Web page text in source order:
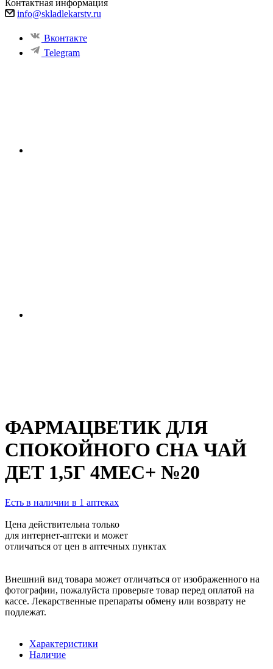
Контактная информация
info@skladlekarstv.ru
Вконтакте
Telegram
ФАРМАЦВЕТИК ДЛЯ
СПОКОЙНОГО СНА ЧАЙ
ДЕТ 1,5Г 4МЕС+ №20
Есть в наличии в 1 аптеках
Цена действительна только
для интернет-аптеки и может
отличаться от цен в аптечных пунктах
Внешний вид товара может отличаться от изображенного на
фотографии, пожалуйста проверьте товар перед оплатой на
кассе. Лекарственные препараты обмену или возврату не
подлежат.
Характеристики
Наличие